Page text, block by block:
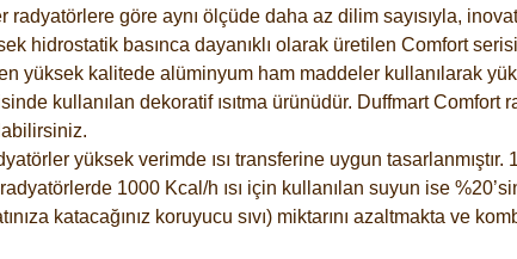
göre aynı ölçüde daha az dilim sayısıyla,
hidrostatik basınca dayanıklı olarak üretilen Comfort
yüksek kalitede alüminyum ham maddeler kullanılarak
kullanılan dekoratif ısıtma ürünüdür. Duffmart Comfort
yüksek verimde ısı transferine uygun
1000 Kcal/h ısı için kullanılan suyun ise
katacağınız koruyucu sıvı) miktarını azaltmakta ve